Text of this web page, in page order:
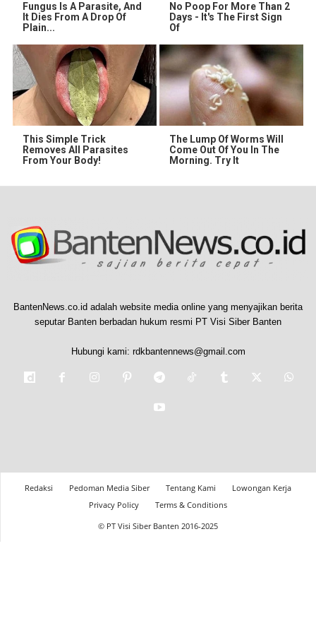
Fungus Is A Parasite, And
It Dies From A Drop Of
Plain...
No Poop For More Than 2
Days - It's The First Sign
Of
This Simple Trick
Removes All Parasites
From Your Body!
The Lump Of Worms Will
Come Out Of You In The
Morning. Try It
BantenNews.co.id adalah website media online yang menyajikan berita
seputar Banten berbadan hukum resmi PT Visi Siber Banten
Hubungi kami: rdkbantennews@gmail.com
Redaksi Pedoman Media Siber Tentang Kami
Lowongan Kerja
Privacy Policy
Terms & Conditions
© PT Visi Siber Banten 2016-2025